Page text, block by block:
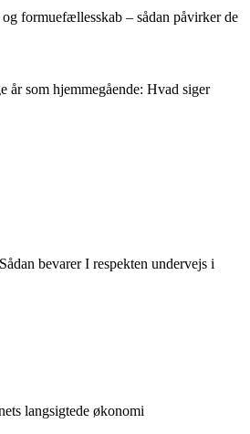
formuefællesskab – sådan påvirker de
som hjemmegående: Hvad siger
bevarer I respekten undervejs i
langsigtede økonomi